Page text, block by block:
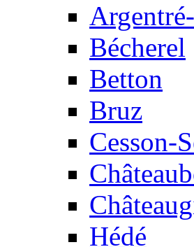
Bécherel
Betton
Bruz
Cesson-
Hédé